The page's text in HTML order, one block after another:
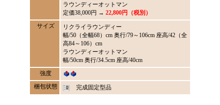
ラウンディーオットマン
定価38,000円 → 22,800円（税別）
サイズ
リクライラウンディー
幅/50（全幅68）cm 奥行/79～106cm 座高/42（全
高84～106）cm
ラウンディーオットマン
幅/50cm 奥行/34.5cm 座高/40cm
強度
梱包状態
完成固定型品